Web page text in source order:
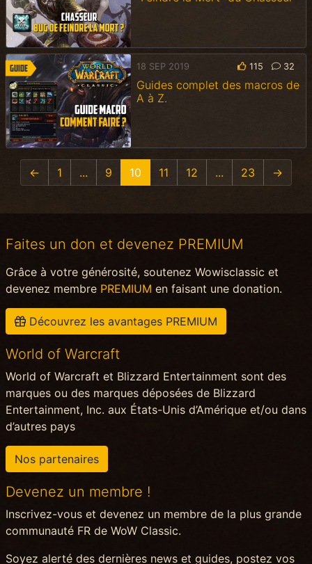
Guide 18 SEP 2019 115 32
Guides complet des macros de
A à Z.
← 1 ... 9 10 11 12 ... 23 →
Faites un don et devenez PREMIUM
Grâce à votre générosité, soutenez Wowisclassic et
devenez membre PREMIUM en faisant une donation.
Découvrez les avantages PREMIUM
World of Warcraft
World of Warcraft et Blizzard Entertainment sont des
marques ou des marques déposées de Blizzard
Entertainment, Inc. aux États-Unis d’Amérique et/ou dans
d’autres pays
Nos partenaires
Devenez un membre !
Inscrivez-vous et devenez un membre de la plus grande
communauté FR de WoW Classic.
Soyez alerté des dernières news et guides, postez vos